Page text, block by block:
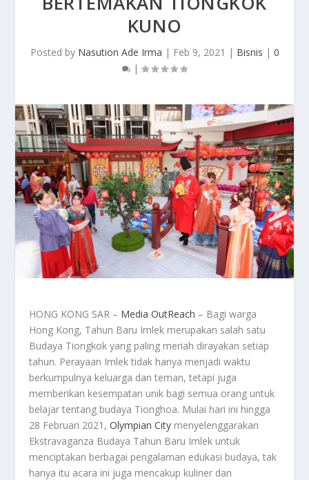
KUNO
Posted by Nasution Ade Irma | Feb 9, 2021 | Bisnis | 0
|
HONG KONG SAR – Media OutReach – Bagi warga
Hong Kong, Tahun Baru Imlek merupakan salah satu
Budaya Tiongkok yang paling meriah dirayakan setiap
tahun. Perayaan Imlek tidak hanya menjadi waktu
berkumpulnya keluarga dan teman, tetapi juga
memberikan kesempatan unik bagi semua orang untuk
belajar tentang budaya Tionghoa. Mulai hari ini hingga
28 Februari 2021,Olympian City menyelenggarakan
Ekstravaganza Budaya Tahun Baru Imlek untuk
menciptakan berbagai pengalaman edukasi budaya, tak
hanya itu acara ini juga mencakup kuliner dan